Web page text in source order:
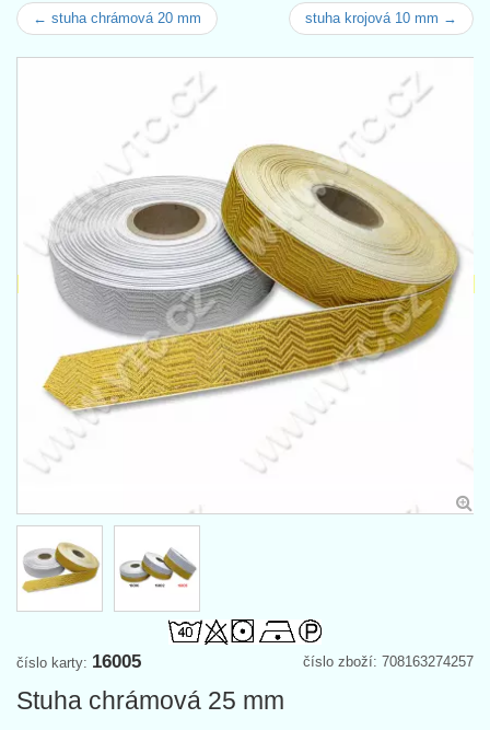
← stuha chrámová 20 mm stuha krojová 10 mm →
číslo zboží: 708163274257
číslo karty: 16005
Stuha chrámová 25 mm